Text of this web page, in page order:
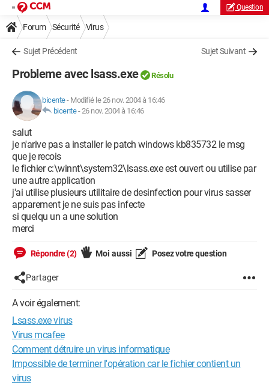
Question
Forum Sécurité Virus
Sujet Précédent Sujet Suivant
Probleme avec lsass.exe Résolu
bicente- Modifié le 26 nov. 2004 à 16:46
bicente-26 nov. 2004 à 16:46
salut
je n'arive pas a installer le patch windows kb835732 le msg
que je recois
le fichier c:\winnt\system32\lsass.exe est ouvert ou utilise par
une autre application
j'ai utilise plusieurs utilitaire de desinfection pour virus sasser
apparement je ne suis pas infecte
si quelqu un a une solution
merci
Répondre (2) Moi aussi Posez votre question
Partager
A voir également:
Lsass.exe virus
Virus mcafee
Comment détruire un virus informatique
Impossible de terminer l'opération car le fichier contient un
virus